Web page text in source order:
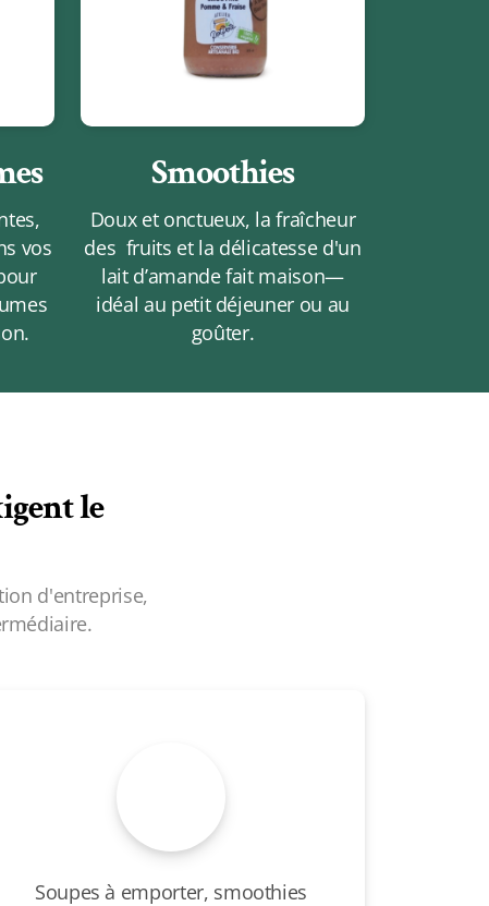
vos
Smoothies
Doux et onctueux, la fraîcheur
des fruits et la délicatesse d'un
lait d’amande fait maison—
idéal au petit déjeuner ou au
goûter.
le
d'entreprise,
Soupes à emporter, smoothies